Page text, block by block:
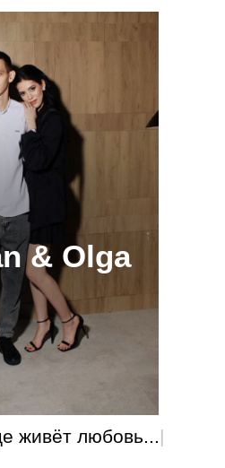
& Olga
живёт любовь...|